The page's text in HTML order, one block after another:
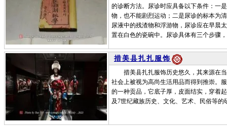
的诊断方法。尿诊时应具备以下条件：一
物，也不能剧烈运动；二是尿诊的标本为
尿液中的残渣物和浮游物，尿诊应在早晨
置在白色的瓷碗中。尿诊具体有三个步
措美县扎扎服饰
措美县扎扎服饰历史悠久，其来源在当
社会上被视为高尚生活用品而得到推崇。
的一种贡品，它底子厚，皮面结实，穿着
及7世纪藏族历史、文化、艺术、民俗等